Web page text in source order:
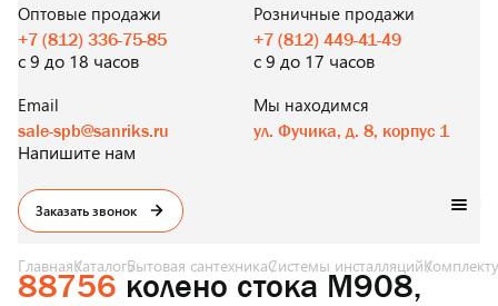
И В РОЗНИЦУ
Оптовые продажи
+7 (812) 336-75-85
с 9 до 18 часов
Розничные продажи
+7 (812) 449-41-49
с 9 до 17 часов
Email
sale-spb@sanriks.ru
Напишите нам
Мы находимся
ул. Фучика, д. 8, корпус 1
Заказать звонок
ГлавнаяКаталогБытовая сантехникаСистемы инсталляций
88756 колено стока M908,